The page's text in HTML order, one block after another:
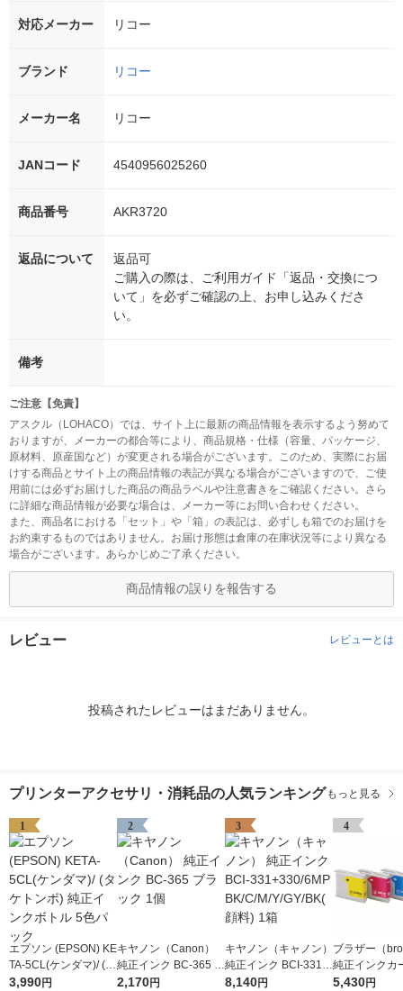
対応メーカー リコー
ブランド リコー
メーカー名 リコー
JANコード 4540956025260
商品番号 AKR3720
返品について
返品可
ご購入の際は、ご利用ガイド「返品・交換につ
いて」を必ずご確認の上、お申し込みくださ
い。
備考
ご注意【免責】
アスクル（LOHACO）では、サイト上に最新の商品情報を表示するよう努めて
おりますが、メーカーの都合等により、商品規格・仕様（容量、パッケージ、
原材料、原産国など）が変更される場合がございます。このため、実際にお届
けする商品とサイト上の商品情報の表記が異なる場合がございますので、ご使
用前には必ずお届けした商品の商品ラベルや注意書きをご確認ください。さら
に詳細な商品情報が必要な場合は、メーカー等にお問い合わせください。
また、商品名における「セット」や「箱」の表記は、必ずしも箱でのお届けを
お約束するものではありません。お届け形態は倉庫の在庫状況等により異なる
場合がございます。あらかじめご了承ください。
商品情報の誤りを報告する
レビュー レビューとは
投稿されたレビューはまだありません。
プリンターアクセサリ・消耗品の人気ランキング もっと見る
1
エプソン (EPSON) KE
TA-5CL(ケンダマ)/ (タ
ケトンボ) 純正インク
3,990円
2
キヤノン（Canon）
純正インク BC-365 ブ
ラック 1個
2,170円
3
キヤノン（キャノン）
純正インク BCI-331+
330/6MP BK/C/M/Y/G
8,140円
4
ブラザー（
純正インクカ
ジ LC10-4PK
5,430円